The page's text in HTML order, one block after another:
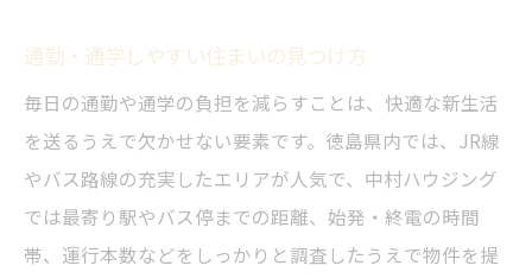
通勤・通学しやすい住まいの見つけ方
毎日の通勤や通学の負担を減らすことは、快適な新生活
を送るうえで欠かせない要素です。徳島県内では、JR線
やバス路線の充実したエリアが人気で、中村ハウジング
では最寄り駅やバス停までの距離、始発・終電の時間
帯、運行本数などをしっかりと調査したうえで物件を提